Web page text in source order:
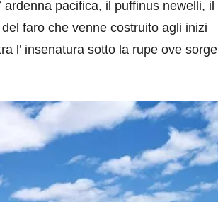
ardenna pacifica, il puffinus newelli, il
faro che venne costruito agli inizi
l’ insenatura sotto la rupe ove sorge